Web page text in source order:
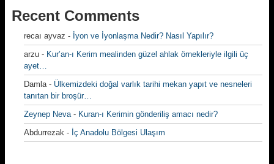
Recent Comments
recaı ayvaz - İyon ve İyonlaşma Nedir? Nasıl Yapılır?
arzu - Kur’an-ı Kerim mealinden güzel ahlak örnekleriyle ilgili üç
ayet…
Damla- Ülkemizdeki doğal varlık tarihi mekan yapıt ve nesneleri
tanıtan bir broşür…
Zeynep Neva- Kuran-ı Kerimin gönderiliş amacı nedir?
Abdurrezak - İç Anadolu Bölgesi Ulaşım